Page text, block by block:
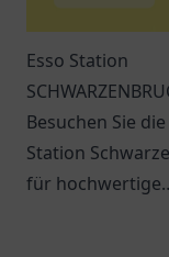
Esso Station
Regensburger
Besuchen Sie die
Station
für hochwertige